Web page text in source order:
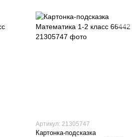
Артикул: 21305747
Картонка-подсказка